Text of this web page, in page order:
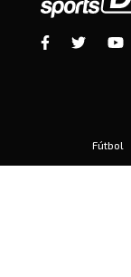
Fútbol